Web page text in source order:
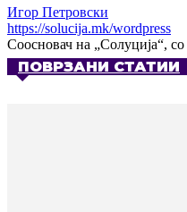
Игор Петровски
https://solucija.mk/wordpress
Соосновач на „Солуција“,
ПОВРЗАНИ СТАТИИ